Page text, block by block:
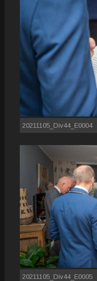
20211105_Div44_E0004
20211105_Div44_E0005